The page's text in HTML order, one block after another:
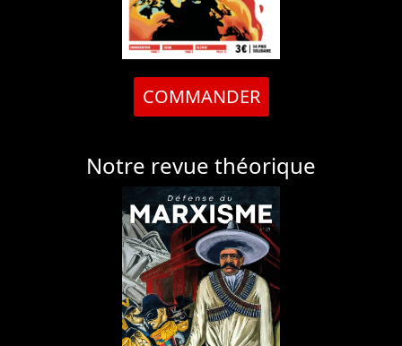
COMMANDER
Notre revue théorique